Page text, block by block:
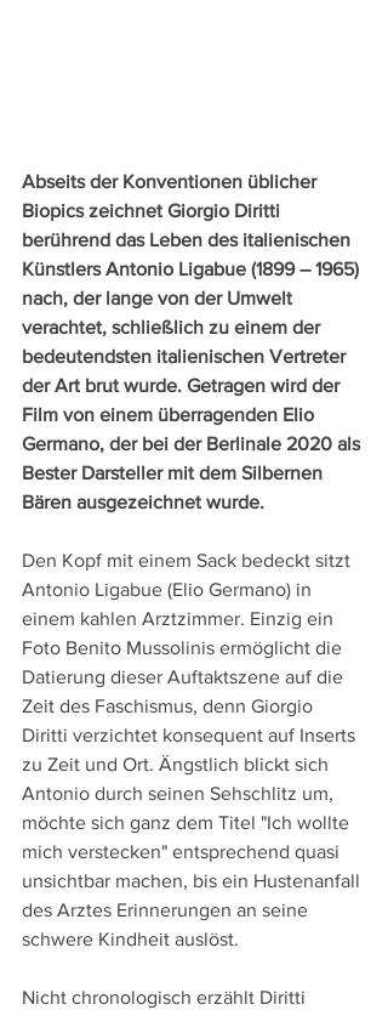
Abseits der Konventionen üblicher
Biopics zeichnet Giorgio Diritti
berührend das Leben des italienischen
Künstlers Antonio Ligabue (1899 – 1965)
nach, der lange von der Umwelt
verachtet, schließlich zu einem der
bedeutendsten italienischen Vertreter
der Art brut wurde. Getragen wird der
Film von einem überragenden Elio
Germano, der bei der Berlinale 2020 als
Bester Darsteller mit dem Silbernen
Bären ausgezeichnet wurde.
Den Kopf mit einem Sack bedeckt sitzt
Antonio Ligabue (Elio Germano) in
einem kahlen Arztzimmer. Einzig ein
Foto Benito Mussolinis ermöglicht die
Datierung dieser Auftaktszene auf die
Zeit des Faschismus, denn Giorgio
Diritti verzichtet konsequent auf Inserts
zu Zeit und Ort. Ängstlich blickt sich
Antonio durch seinen Sehschlitz um,
möchte sich ganz dem Titel "Ich wollte
mich verstecken" entsprechend quasi
unsichtbar machen, bis ein Hustenanfall
des Arztes Erinnerungen an seine
schwere Kindheit auslöst.
Nicht chronologisch erzählt Diritti